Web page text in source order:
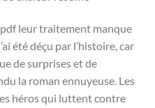
leur traitement manque
été déçu par l’histoire, car
de surprises et de
la roman ennuyeuse. Les
héros qui luttent contre